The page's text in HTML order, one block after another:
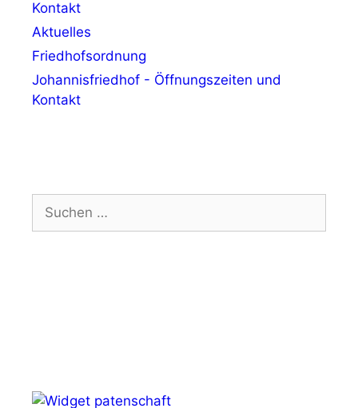
Kontakt
Aktuelles
Friedhofsordnung
Johannisfriedhof - Öffnungszeiten und
Kontakt
Suchen
nach: